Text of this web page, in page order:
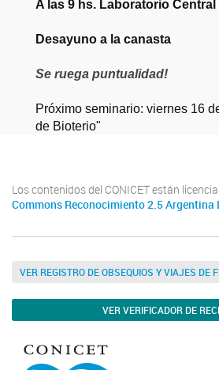
A las 9 hs. Laboratorio Central
Desayuno a la canasta
Se ruega puntualidad!
Próximo seminario: viernes 16
de Bioterio"
Los contenidos del CONICET están
Commons Reconocimiento 2.5 Argentina
VER REGISTRO DE OBSEQUIOS Y VIAJES DE
VER VERIFICADOR DE